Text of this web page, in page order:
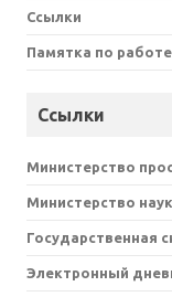
Ссылки
Памятка по
Ссылки
Министерство
Министерство
Государственная
Электронный